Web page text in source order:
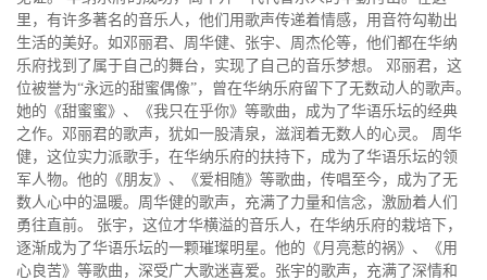
里，有许多著名的音乐人，他们用歌声传递着情感，用音符勾勒出
生活的美好。如邓丽君、周华健、张宇、周杰伦等，他们都在华纳
乐府找到了属于自己的舞台，实现了自己的音乐梦想。 邓丽君，这
位被誉为“永远的甜蜜偶像”，曾在华纳乐府留下了无数动人的歌声。
她的《甜蜜蜜》、《我只在乎你》等歌曲，成为了华语乐坛的经典
之作。邓丽君的歌声，犹如一股清泉，滋润着无数人的心灵。 周华
健，这位实力派歌手，在华纳乐府的扶持下，成为了华语乐坛的领
军人物。他的《朋友》、《爱相随》等歌曲，传唱至今，成为了无
数人心中的温暖。周华健的歌声，充满了力量和信念，激励着人们
勇往直前。 张宇，这位才华横溢的音乐人，在华纳乐府的栽培下，
逐渐成为了华语乐坛的一颗璀璨明星。他的《月亮惹的祸》、《用
心良苦》等歌曲，深受广大歌迷喜爱。张宇的歌声，充满了深情和